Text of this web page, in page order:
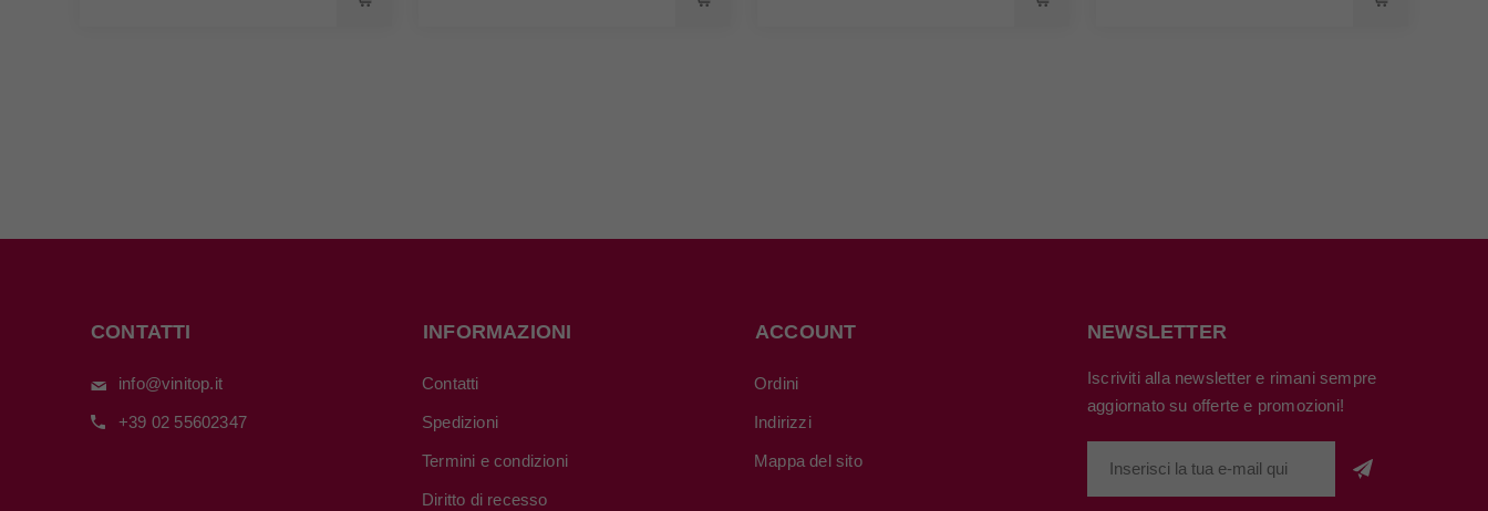
CONTATTI
info@vinitop.it
+39 02 55602347
INFORMAZIONI
Contatti
Spedizioni
Termini e condizioni
Diritto di recesso
ACCOUNT
Ordini
Indirizzi
Mappa del sito
NEWSLETTER
Iscriviti alla newsletter e rimani sempre
aggiornato su offerte e promozioni!